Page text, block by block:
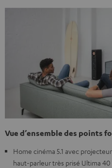
Vue d’ensemble des points
Home cinéma 5.1 avec
haut-parleur très prisé Ultima